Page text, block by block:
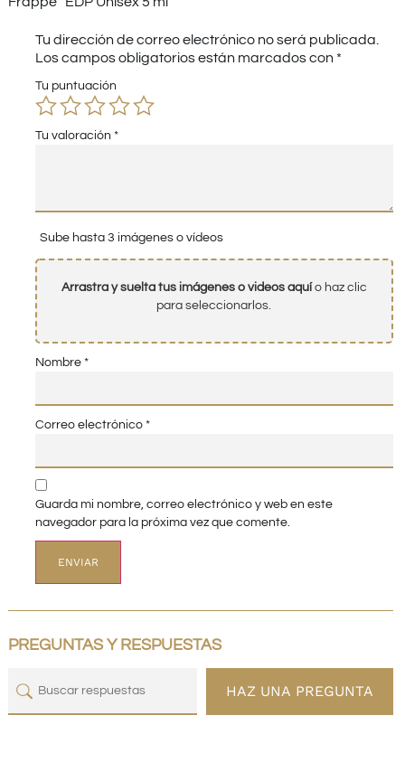
Tu dirección de correo electrónico no será publicada.
Los campos obligatorios están marcados con *
Tu puntuación
Tu valoración *
Sube hasta 3 imágenes o vídeos
Arrastra y suelta tus imágenes o videos aquío haz clic
para seleccionarlos.
Nombre *
Correo electrónico *
Guarda mi nombre, correo electrónico y web en este
navegador para la próxima vez que comente.
PREGUNTAS Y RESPUESTAS
HAZ UNA PREGUNTA